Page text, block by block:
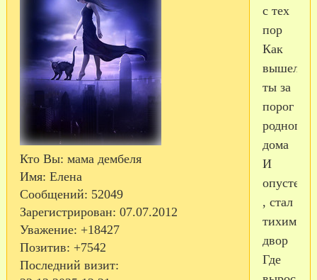
Кто Вы: мама дембеля
Имя: Елена
Сообщений: 52049
Зарегистрирован: 07.07.2012
Уважение: +18427
Позитив: +7542
Последний визит:
с тех
пор
Как
вышел
ты за
порог
родного
дома
И
опустел
, стал
тихим
двор
Где